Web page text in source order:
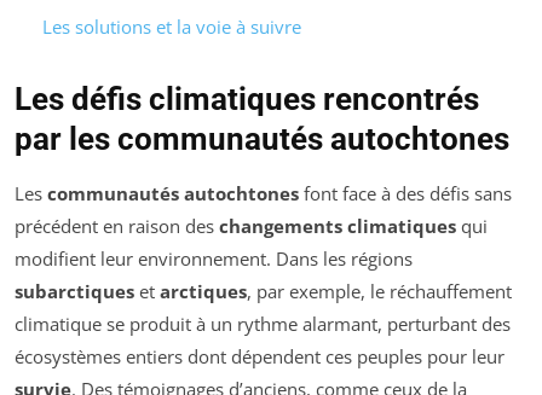
Les solutions et la voie à suivre
Les défis climatiques rencontrés
par les communautés autochtones
Les communautés autochtones font face à des défis sans
précédent en raison des changements climatiques qui
modifient leur environnement. Dans les régions
subarctiques et arctiques, par exemple, le réchauffement
climatique se produit à un rythme alarmant, perturbant des
écosystèmes entiers dont dépendent ces peuples pour leur
survie. Des témoignages d’anciens, comme ceux de la